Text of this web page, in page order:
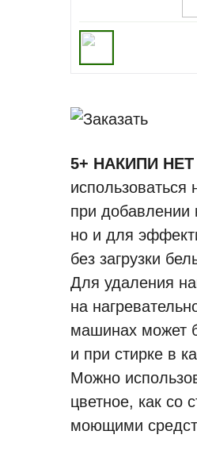
5+ НАКИПИ НЕТ
использоваться
при добавлении
но и для
без загрузки
Для удаления
на
машинах может
и при стирке в
Можно
цветное, как со
моющими